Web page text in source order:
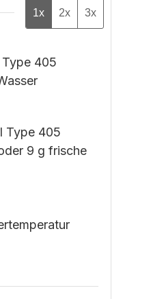
1x 2x 3x
Type 405
Type 405
9 g frische